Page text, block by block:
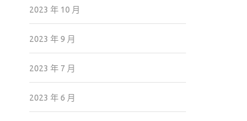
2023 年 10 月
2023 年 9 月
2023 年 7 月
2023 年 6 月